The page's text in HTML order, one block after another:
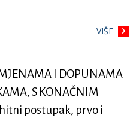
VIŠE
I DOPUNAMA
S KONAČNIM
hitni postupak, prvo i